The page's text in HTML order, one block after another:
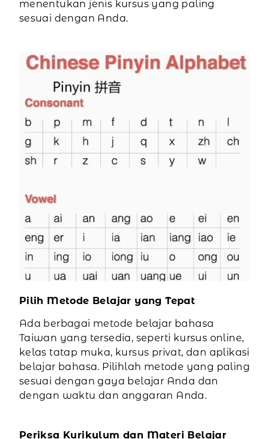
menentukan jenis kursus yang paling
sesuai dengan Anda.
Pilih Metode Belajar yang Tepat
Ada berbagai metode belajar bahasa
Taiwan yang tersedia, seperti kursus online,
kelas tatap muka, kursus privat, dan aplikasi
belajar bahasa. Pilihlah metode yang paling
sesuai dengan gaya belajar Anda dan
dengan waktu dan anggaran Anda.
Periksa Kurikulum dan Materi Belajar